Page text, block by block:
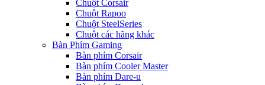
Chuột Corsair
Chuột Rapoo
Chuột SteelSeries
Chuột các hãng khác
Bàn Phím Gaming
Bàn phím Corsair
Bàn phím Cooler Master
Bàn phím Dare-u